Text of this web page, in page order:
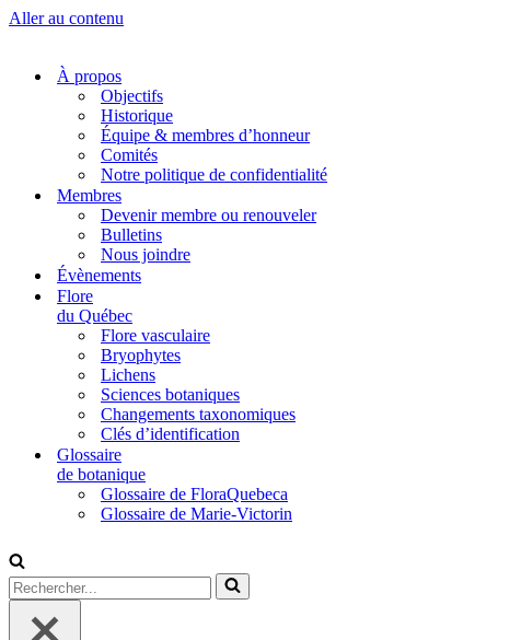
Aller au contenu
À propos
Objectifs
Historique
Équipe & membres d’honneur
Comités
Notre politique de confidentialité
Membres
Devenir membre ou renouveler
Bulletins
Nous joindre
Évènements
Flore
du Québec
Flore vasculaire
Bryophytes
Lichens
Sciences botaniques
Changements taxonomiques
Clés d’identification
Glossaire
de botanique
Glossaire de FloraQuebeca
Glossaire de Marie-Victorin
Rechercher...